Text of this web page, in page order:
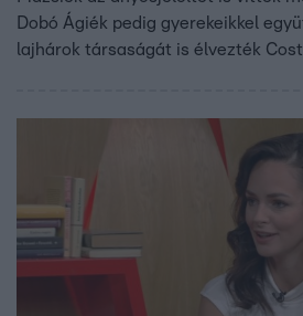
Dobó Ágiék pedig gyerekeikkel
lajhárok társaságát is élvezték